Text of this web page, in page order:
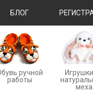
БЛОГ
ручной
работы
меха